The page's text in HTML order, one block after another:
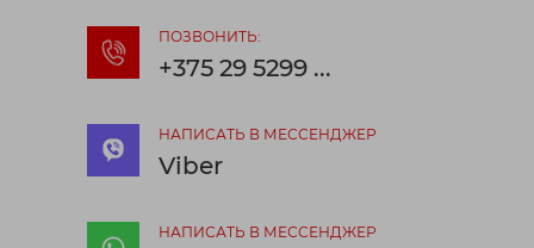
ПОЗВОНИТЬ:
+375 29 5299 ...
НАПИСАТЬ В МЕССЕНДЖЕР
Viber
НАПИСАТЬ В МЕССЕНДЖЕР